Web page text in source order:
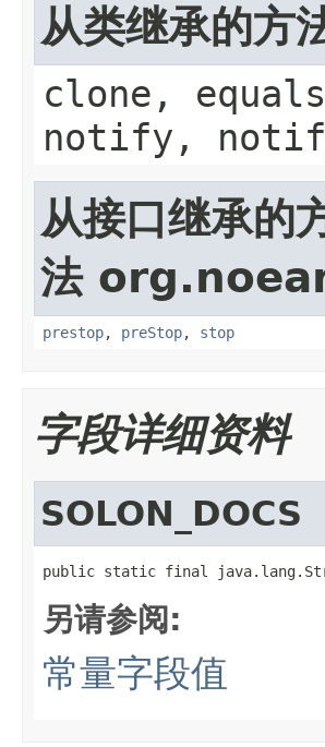
从类继承的
clone,
notify,
从接口继承的
法
prestop, preStop, stop
字段详细资料
SOLON_DOCS
public static final java.lang.String
另请参阅:
常量字段值